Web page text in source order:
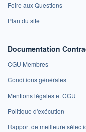
Foire aux Questions
Plan du site
Documentation
CGU Membres
Conditions générales
Mentions légales et CGU
Politique d'exécution
Rapport de meilleure